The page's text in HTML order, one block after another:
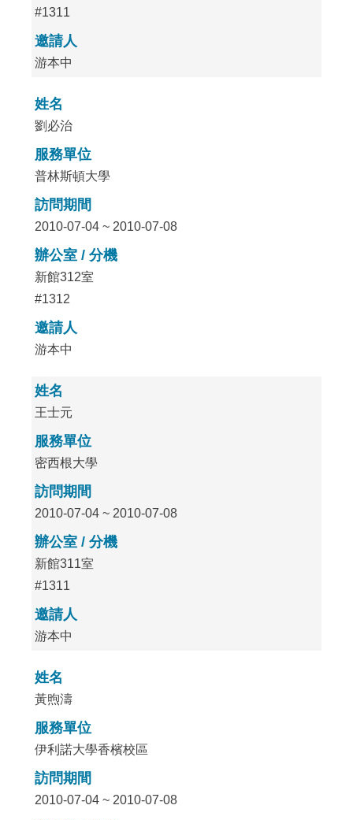
#1311
邀請人
游本中
姓名
劉必治
服務單位
普林斯頓大學
訪問期間
2010-07-04 ~ 2010-07-08
辦公室 / 分機
新館312室
#1312
邀請人
游本中
姓名
王士元
服務單位
密西根大學
訪問期間
2010-07-04 ~ 2010-07-08
辦公室 / 分機
新館311室
#1311
邀請人
游本中
姓名
黃煦濤
服務單位
伊利諾大學香檳校區
訪問期間
2010-07-04 ~ 2010-07-08